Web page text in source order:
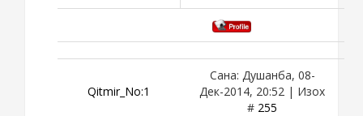
Qitmir_No:1
Сана: Душанба, 08-
Дек-2014, 20:52 | Изох
# 255